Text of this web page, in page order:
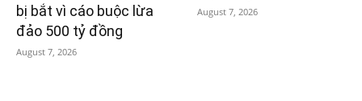
bị bắt vì cáo buộc lừa
đảo 500 tỷ đồng
August 7, 2026
August 7, 2026